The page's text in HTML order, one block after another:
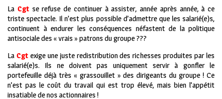
La Cgt se refuse de continuer à assister, année après année, à ce
triste spectacle. Il n’est plus possible d’admettre que les salarié(e)s,
continuent à endurer les conséquences néfastent de la politique
antisociale des « vrais » patrons du groupe ???
La Cgt exige une juste redistribution des richesses produites par les
salarié(e)s. Ils ne doivent pas uniquement servir à gonfler le
portefeuille déjà très « grassouillet » des dirigeants du groupe ! Ce
n’est pas le coût du travail qui est trop élevé, mais bien l’appétit
insatiable de nos actionnaires !